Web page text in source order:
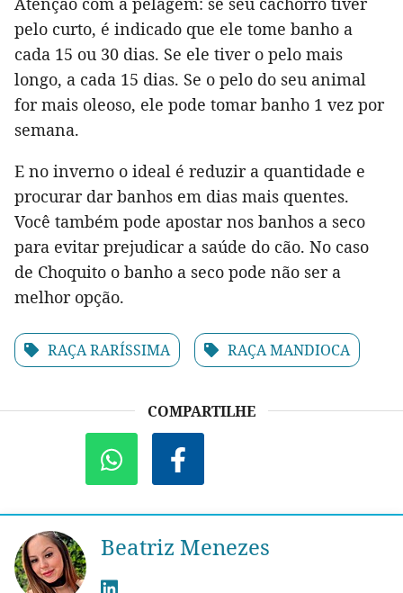
pelo curto, é indicado que ele tome banho a
cada 15 ou 30 dias. Se ele tiver o pelo mais
longo, a cada 15 dias. Se o pelo do seu animal
for mais oleoso, ele pode tomar banho 1 vez por
semana.
E no inverno o ideal é reduzir a quantidade e
procurar dar banhos em dias mais quentes.
Você também pode apostar nos banhos a seco
para evitar prejudicar a saúde do cão. No caso
de Choquito o banho a seco pode não ser a
melhor opção.
RAÇA RARÍSSIMA RAÇA MANDIOCA
COMPARTILHE
Beatriz Menezes